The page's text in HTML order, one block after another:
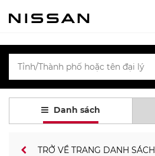
Danh sách
TRỞ VỀ TRANG DANH SÁCH